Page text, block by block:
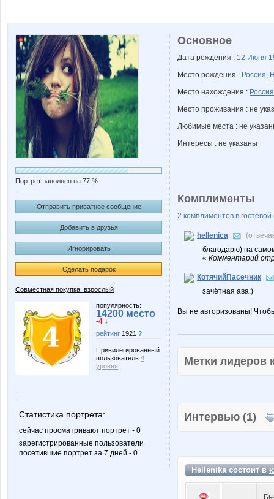
Портрет заполнен на 77 %
Отправить приватное сообщение
Добавить в друзья
Игнорировать
Сделать подарок
Совместная покупка: взрослый
популярность:
14200 место
-4 ↓
рейтинг 1921 ?
Привилегированный
пользователь 4
уровня
Статистика портрета:
сейчас просматривают портрет - 0
зарегистрированные пользователи
посетившие портрет за 7 дней - 0
Основное
Дата рождения : 12 Июня
Место рождения : Россия,
Место нахождения : Россия
Место проживания : не
Любимые места : не
Интересы : не указаны
Комплименты
2 комплиментов в гостевой
hellenica
благодарю) на
« Комментарий
КотячийПасечник
зачётная ава:)
Вы не авторизованы!
Метки
Интервью (1)
Hellenika состоит в